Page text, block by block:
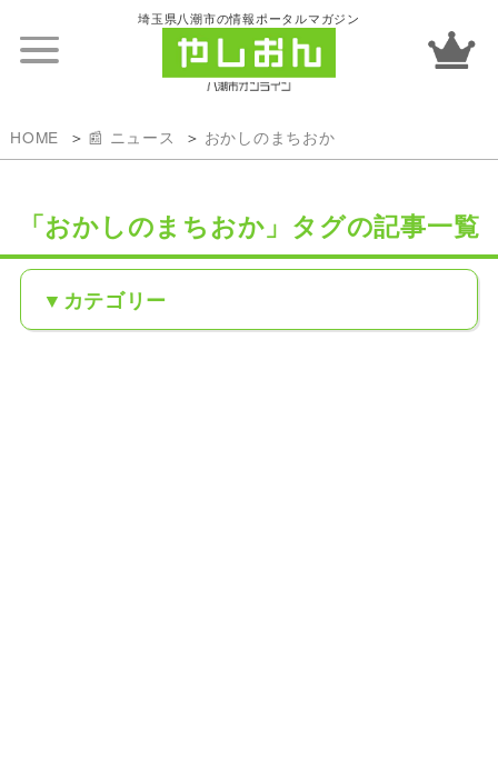
埼玉県八潮市の情報ポータルマガジン
HOME 📰 ニュース おかしのまちおか
「おかしのまちおか」タグの記事一覧
カテゴリー